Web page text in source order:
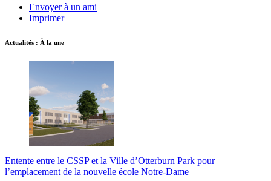
Envoyer à un ami
Imprimer
Actualités : À la une
Entente entre le CSSP et la Ville d’Otterburn Park pour
l’emplacement de la nouvelle école Notre-Dame